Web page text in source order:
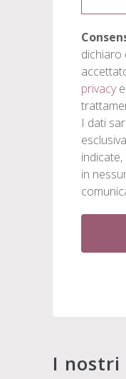
dichiaro
privacye
I dati
in
I nostri